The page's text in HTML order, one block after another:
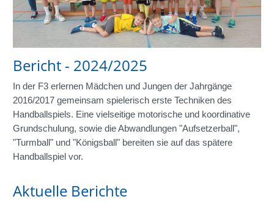
Bericht - 2024/2025
In der F3 erlernen Mädchen und Jungen der Jahrgänge
2016/2017 gemeinsam spielerisch erste Techniken des
Handballspiels. Eine vielseitige motorische und koordinative
Grundschulung, sowie die Abwandlungen "Aufsetzerball",
"Turmball" und "Königsball" bereiten sie auf das spätere
Handballspiel vor.
Aktuelle Berichte